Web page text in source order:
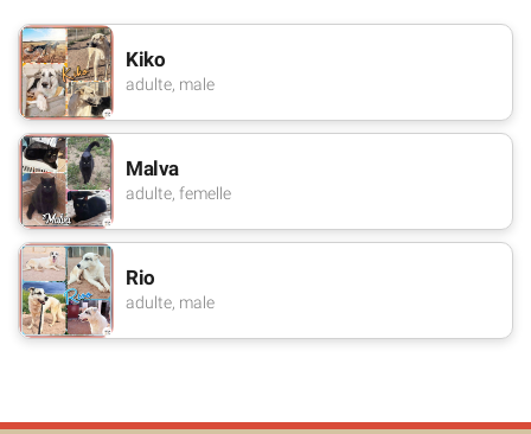
Kiko
adulte, male
Malva
adulte, femelle
Rio
adulte, male